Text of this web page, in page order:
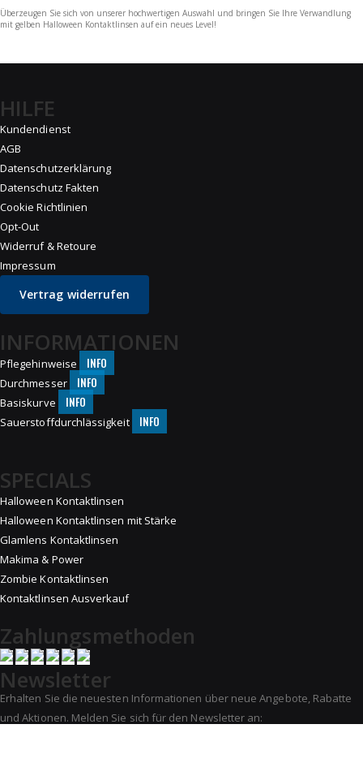
Überzeugen Sie sich von unserer hochwertigen Auswahl und bringen Sie Ihre Verwandlung
mit gelben Halloween Kontaktlinsen auf ein neues Level!
HILFE
Kundendienst
AGB
Datenschutzerklärung
Datenschutz Fakten
Cookie Richtlinien
Opt-Out
Widerruf & Retoure
Impressum
Vertrag widerrufen
INFORMATIONEN
Pflegehinweise INFO
Durchmesser INFO
Basiskurve INFO
Sauerstoffdurchlässigkeit INFO
SPECIALS
Halloween Kontaktlinsen
Halloween Kontaktlinsen mit Stärke
Glamlens Kontaktlinsen
Makima & Power
Zombie Kontaktlinsen
Kontaktlinsen Ausverkauf
Zahlungsmethoden
Newsletter
Erhalten Sie die neuesten Informationen über neue Angebote, Rabatte
und Aktionen. Melden Sie sich für den Newsletter an: